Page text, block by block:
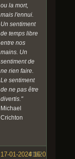
ou la mort,
mais l'ennui.
Un sentiment
de temps libre
entre nos
mains. Un
sentiment de
ne rien faire.
Le sentiment
de ne pas être
divertis."
Michael
Crichton
#162
17-01-2024 16:02:59